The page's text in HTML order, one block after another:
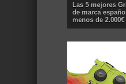
Las 5 mejores
de marca
menos de 2.000€